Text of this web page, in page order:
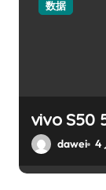
数据
vivo S50
dawei 4